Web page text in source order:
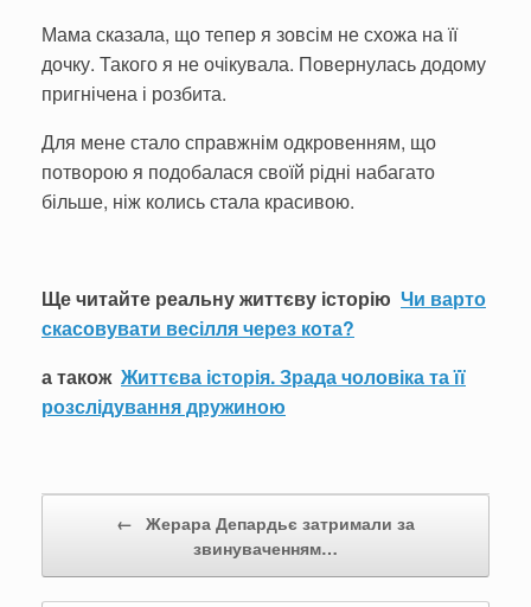
Мама сказала, що тепер я зовсім не схожа на її
дочку. Такого я не очікувала. Повернулась додому
пригнічена і розбита.
Для мене стало справжнім одкровенням, що
потворою я подобалася своїй рідні набагато
більше, ніж колись стала красивою.
Ще читайте реальну життєву історію Чи варто
скасовувати весілля через кота?
а також Життєва історія. Зрада чоловіка та її
розслідування дружиною
← Жерара Депардьє затримали за
звинуваченням…